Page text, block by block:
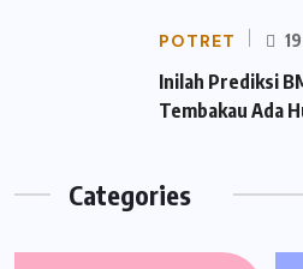
POTRET
Inilah Prediksi
Tembakau Ada
Categories